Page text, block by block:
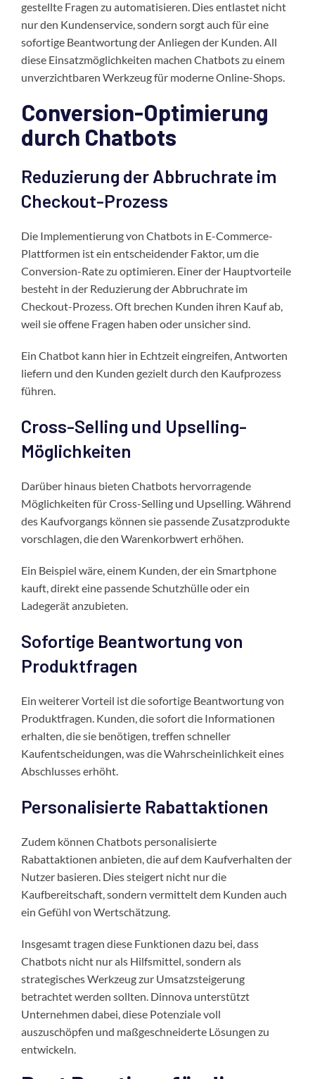
gestellte Fragen zu automatisieren. Dies entlastet nicht
nur den Kundenservice, sondern sorgt auch für eine
sofortige Beantwortung der Anliegen der Kunden. All
diese Einsatzmöglichkeiten machen Chatbots zu einem
unverzichtbaren Werkzeug für moderne Online-Shops.
Conversion-Optimierung
durch Chatbots
Reduzierung der Abbruchrate im
Checkout-Prozess
Die Implementierung von Chatbots in E-Commerce-
Plattformen ist ein entscheidender Faktor, um die
Conversion-Rate zu optimieren. Einer der Hauptvorteile
besteht in der Reduzierung der Abbruchrate im
Checkout-Prozess. Oft brechen Kunden ihren Kauf ab,
weil sie offene Fragen haben oder unsicher sind.
Ein Chatbot kann hier in Echtzeit eingreifen, Antworten
liefern und den Kunden gezielt durch den Kaufprozess
führen.
Cross-Selling und Upselling-
Möglichkeiten
Darüber hinaus bieten Chatbots hervorragende
Möglichkeiten für Cross-Selling und Upselling. Während
des Kaufvorgangs können sie passende Zusatzprodukte
vorschlagen, die den Warenkorbwert erhöhen.
Ein Beispiel wäre, einem Kunden, der ein Smartphone
kauft, direkt eine passende Schutzhülle oder ein
Ladegerät anzubieten.
Sofortige Beantwortung von
Produktfragen
Ein weiterer Vorteil ist die sofortige Beantwortung von
Produktfragen. Kunden, die sofort die Informationen
erhalten, die sie benötigen, treffen schneller
Kaufentscheidungen, was die Wahrscheinlichkeit eines
Abschlusses erhöht.
Personalisierte Rabattaktionen
Zudem können Chatbots personalisierte
Rabattaktionen anbieten, die auf dem Kaufverhalten der
Nutzer basieren. Dies steigert nicht nur die
Kaufbereitschaft, sondern vermittelt dem Kunden auch
ein Gefühl von Wertschätzung.
Insgesamt tragen diese Funktionen dazu bei, dass
Chatbots nicht nur als Hilfsmittel, sondern als
strategisches Werkzeug zur Umsatzsteigerung
betrachtet werden sollten. Dinnova unterstützt
Unternehmen dabei, diese Potenziale voll
auszuschöpfen und maßgeschneiderte Lösungen zu
entwickeln.